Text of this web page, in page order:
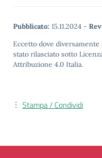
Pubblicato: 15.11.2024 -
Eccetto dove
stato rilasciato sotto
Attribuzione 4.0 Italia.
Stampa / Condividi